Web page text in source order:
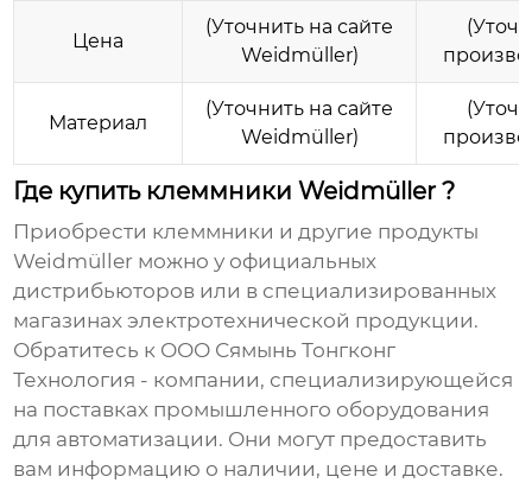
Цена
(Уточнить на сайте
Weidmüller)
Материал
(Уточнить на сайте
Weidmüller)
Где купить клеммники Weidmüller ?
Приобрести клеммники и другие продукты
Weidmüller можно у официальных
дистрибьюторов или в специализированных
магазинах электротехнической продукции.
Обратитесь к ООО Сямынь Тонгконг
Технология - компании, специализирующейся
на поставках промышленного оборудования
для автоматизации. Они могут предоставить
вам информацию о наличии, цене и доставке.